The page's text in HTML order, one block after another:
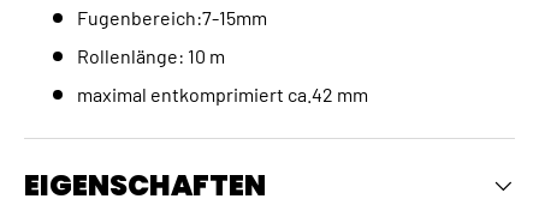
Fugenbereich:7-15mm
Rollenlänge: 10 m
maximal entkomprimiert ca.42 mm
EIGENSCHAFTEN